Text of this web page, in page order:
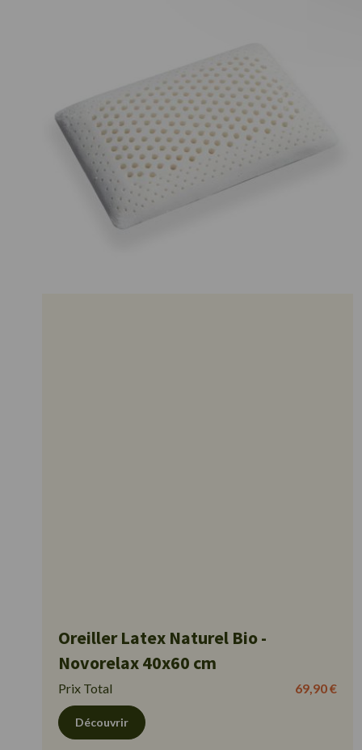
Oreiller Latex Naturel Bio -
Novorelax 40x60 cm
Prix Total 69,90 €
Découvrir